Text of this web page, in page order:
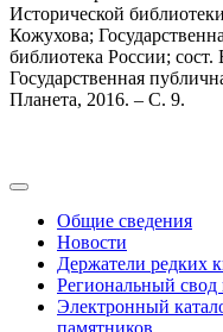
Исторической
Кожухова;
библиотека России;
Государственная
Планета, 2016. – С. 9.
Общие сведения
Новости
Держатели редких
Региональный
Электронный
памятников